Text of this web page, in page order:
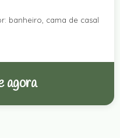
banheiro, cama de casal
agora